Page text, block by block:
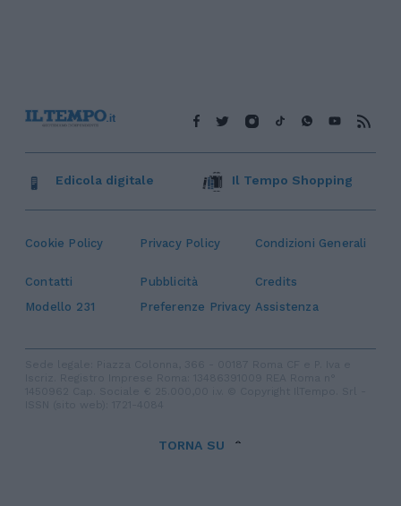
Cookie Policy Privacy Policy Condizioni Generali
Contatti Pubblicità
Credits
Modello 231
Preferenze Privacy Assistenza
Edicola digitale Il Tempo Shopping
TORNA SU